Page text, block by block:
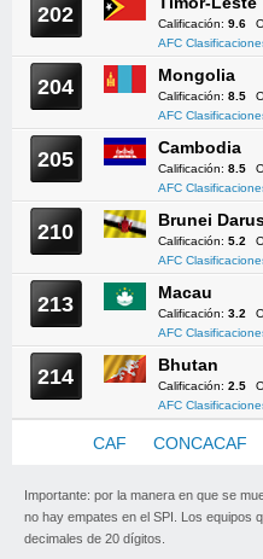
202 Calificación: 9.6
AFC
204 Mongolia
Calificación: 8.5
AFC
205 Cambodia
Calificación: 8.5
AFC
210 Brunei
Calificación: 5.2
AFC
213 Macau
Calificación: 3.2
AFC
214 Bhutan
Calificación: 2.5
AFC
CAF CONCACAF
Importante: por la manera en que se
no hay empates en el SPI. Los equipos
decimales de 20 dígitos.